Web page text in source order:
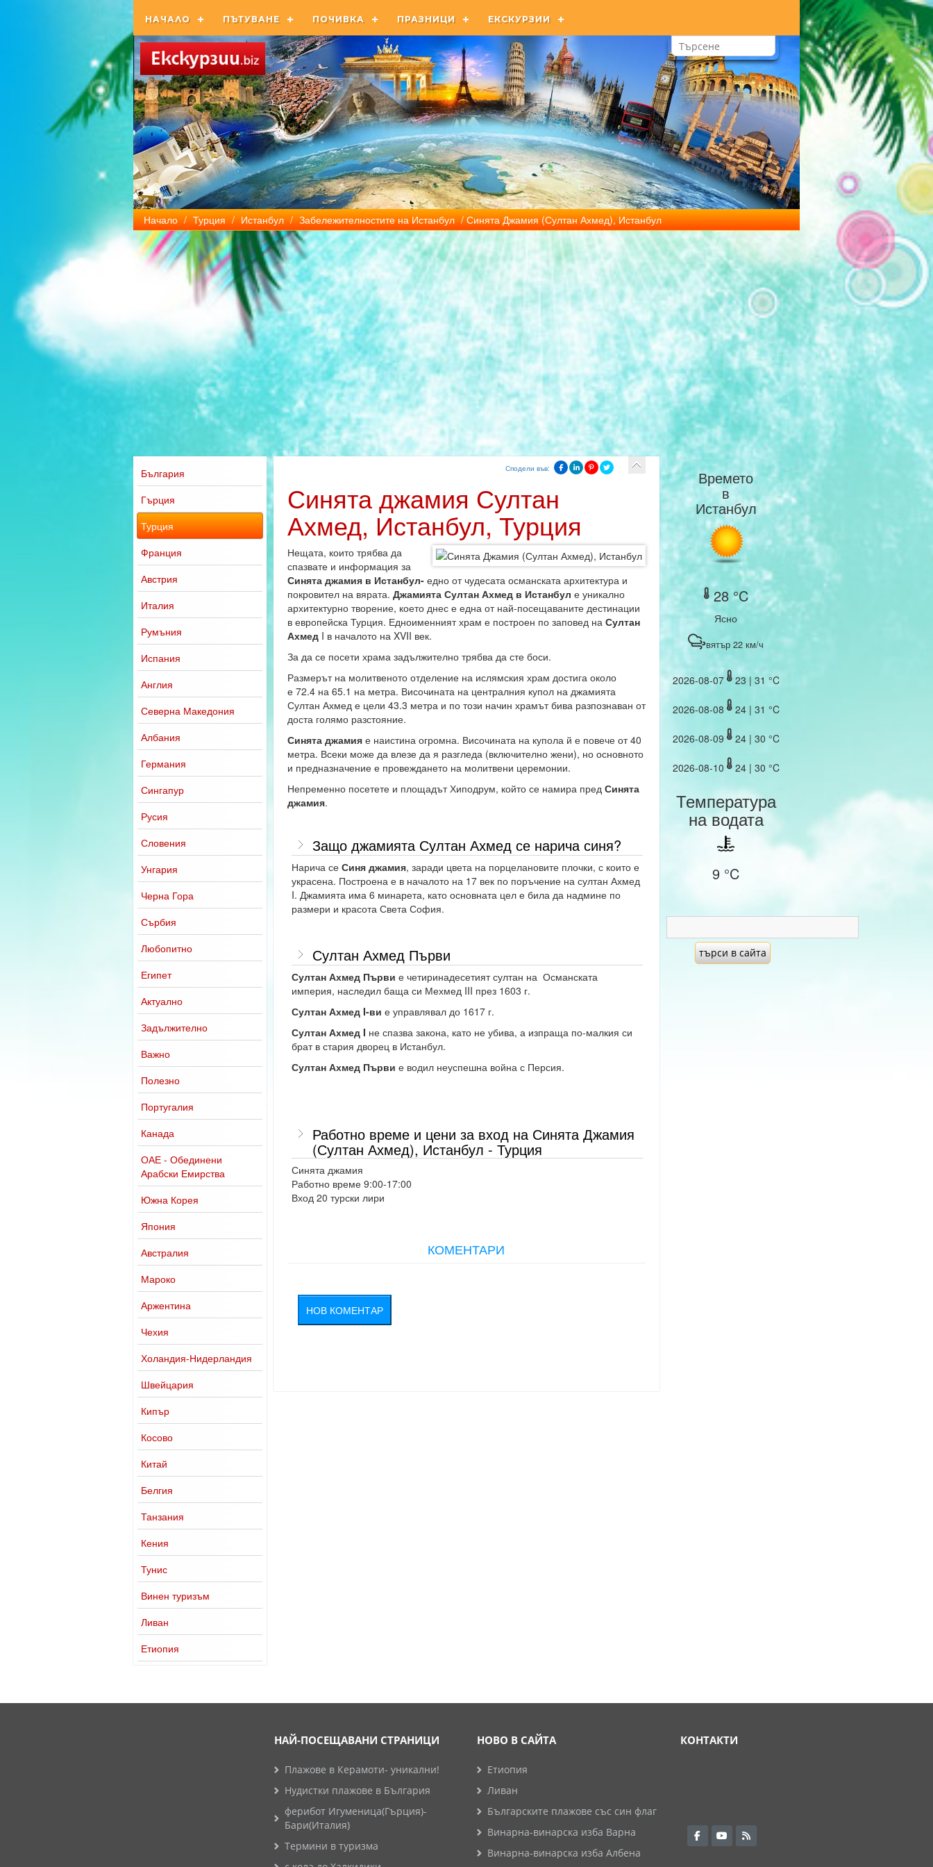
НАЧАЛО ПЪТУВАНЕ ПОЧИВКА ПРАЗНИЦИ ЕКСКУРЗИИ
Начало / Турция / Истанбул / Забележителностите на Истанбул / Синята Джамия (Султан Ахмед), Истанбул
България
Гърция
Турция
Франция
Австрия
Италия
Румъния
Испания
Англия
Северна Македония
Албания
Германия
Сингапур
Русия
Словения
Унгария
Черна Гора
Сърбия
Любопитно
Египет
Актуално
Задължително
Важно
Полезно
Португалия
Канада
ОАЕ - Обединени
Арабски Емирства
Южна Корея
Япония
Австралия
Мароко
Аржентина
Чехия
Холандия-Нидерландия
Швейцария
Кипър
Косово
Китай
Белгия
Танзания
Кения
Тунис
Винен туризъм
Ливан
Етиопия
Сподели във:
Синята джамия Султан
Ахмед, Истанбул, Турция
Нещата, които трябва да
спазвате и информация за
Синята джамия в Истанбул- едно от чудесата османската архитектура и
покровител на вярата. Джамията Султан Ахмед в Истанбул е уникално
архитектурно творение, което днес е една от най-посещаваните дестинации
в европейска Турция. Едноименният храм е построен по заповед наСултан
АхмедI в началото на XVII век.
За да се посети храма задължително трябва да сте боси.
Размерът на молитвеното отделение на ислямския храм достига около
е 72.4 на 65.1 на метра. Височината на централния купол на джамията
Султан Ахмед е цели 43.3 метра и по този начин храмът бива разпознаван от
доста голямо разстояние.
Синята джамияе наистина огромна. Височината на купола й е повече от 40
метра. Всеки може да влезе да я разгледа (включително жени), но основното
и предназначение е провеждането на молитвени церемонии.
Непременно посетете и площадът Хиподрум, който се намира пред Синята
джамия.
Защо джамията Султан Ахмед се нарича синя?
Нарича се Синя джамия, заради цвета на порцелановите плочки, с които е
украсена. Построена е в началото на 17 век по поръчение на султан Ахмед
I. Джамията има 6 минарета, като основната цел е била да надмине по
размери и красота Света София.
Султан Ахмед Първи
Султан Ахмед Първи е четиринадесетият султан на Османската
империя, наследил баща си Мехмед III през 1603 г.
Султан Ахмед I-ви е управлявал до 1617 г.
Султан Ахмед I не спазва закона, като не убива, а изпраща по-малкия си
брат в стария дворец в Истанбул.
Султан Ахмед Първи е водил неуспешна война с Персия.
Работно време и цени за вход на Синята Джамия
(Султан Ахмед), Истанбул - Турция
Синята джамия
Работно време 9:00-17:00
Вход 20 турски лири
КОМЕНТАРИ
НОВ КОМЕНТАР
Времето
в
Истанбул
28 °C
Ясно
вятър 22 км/ч
2026-08-07 23 | 31 °C
2026-08-08 24 | 31 °C
2026-08-09 24 | 30 °C
2026-08-10 24 | 30 °C
Температура
на водата
9 °C
НАЙ-ПОСЕЩАВАНИ СТРАНИЦИ
Плажове в Керамоти- уникални!
Нудистки плажове в България
ферибот Игуменица(Гърция)-
Бари(Италия)
Термини в туризма
НОВО В САЙТА
Етиопия
Ливан
Българските плажове със син флаг
Винарна-винарска изба Варна
Винарна-винарска изба Албена
КОНТАКТИ